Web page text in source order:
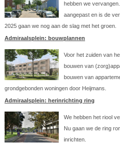
hebben we
aangepast en is de
2025 gaan we nog aan de slag met het groen.
Admiraalsplein: bouwplannen
Voor het zuiden van
bouwen van
bouwen van
grondgebonden woningen door Heijmans.
Admiraalsplein: herinrichting ring
We hebben het riool
Nu gaan we de ring
inrichten.